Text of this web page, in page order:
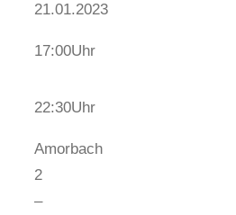
21.01.2023
17:00Uhr
22:30Uhr
Amorbach
2
–